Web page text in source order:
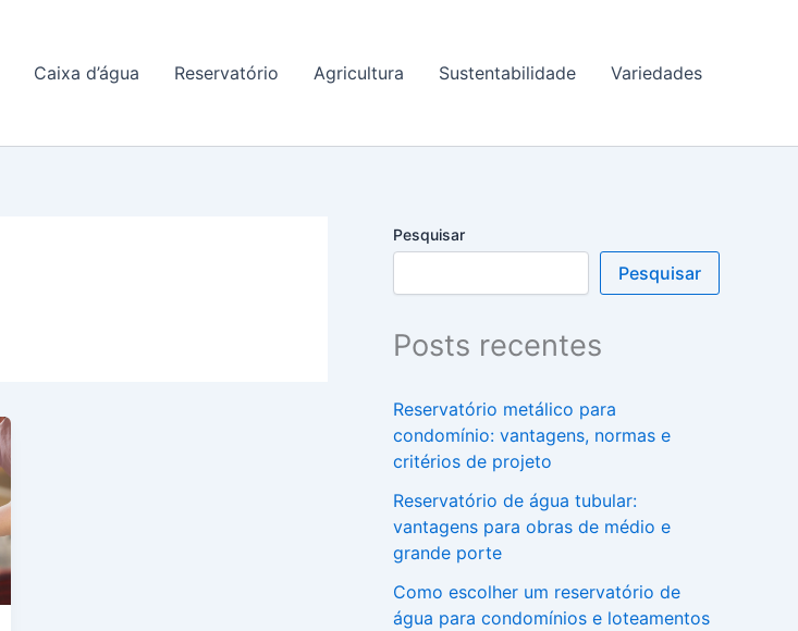
Caixa d’água Reservatório Agricultura Sustentabilidade Variedades
Pesquisar
Pesquisar
Posts recentes
Reservatório metálico para
condomínio: vantagens, normas e
critérios de projeto
Reservatório de água tubular:
vantagens para obras de médio e
grande porte
Como escolher um reservatório de
água para condomínios e loteamentos